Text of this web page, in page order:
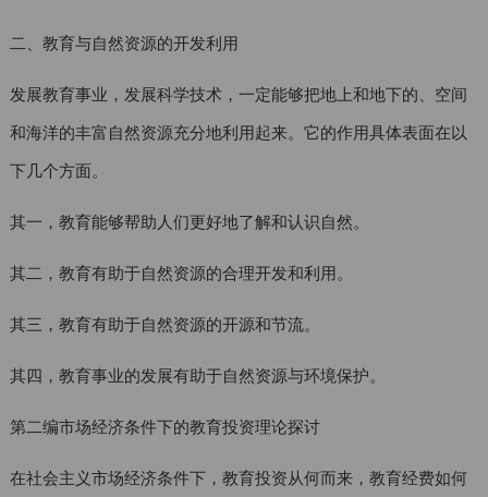
二、教育与自然资源的开发利用
发展教育事业，发展科学技术，一定能够把地上和地下的、空间
和海洋的丰富自然资源充分地利用起来。它的作用具体表面在以
下几个方面。
其一，教育能够帮助人们更好地了解和认识自然。
其二，教育有助于自然资源的合理开发和利用。
其三，教育有助于自然资源的开源和节流。
其四，教育事业的发展有助于自然资源与环境保护。
第二编市场经济条件下的教育投资理论探讨
在社会主义市场经济条件下，教育投资从何而来，教育经费如何